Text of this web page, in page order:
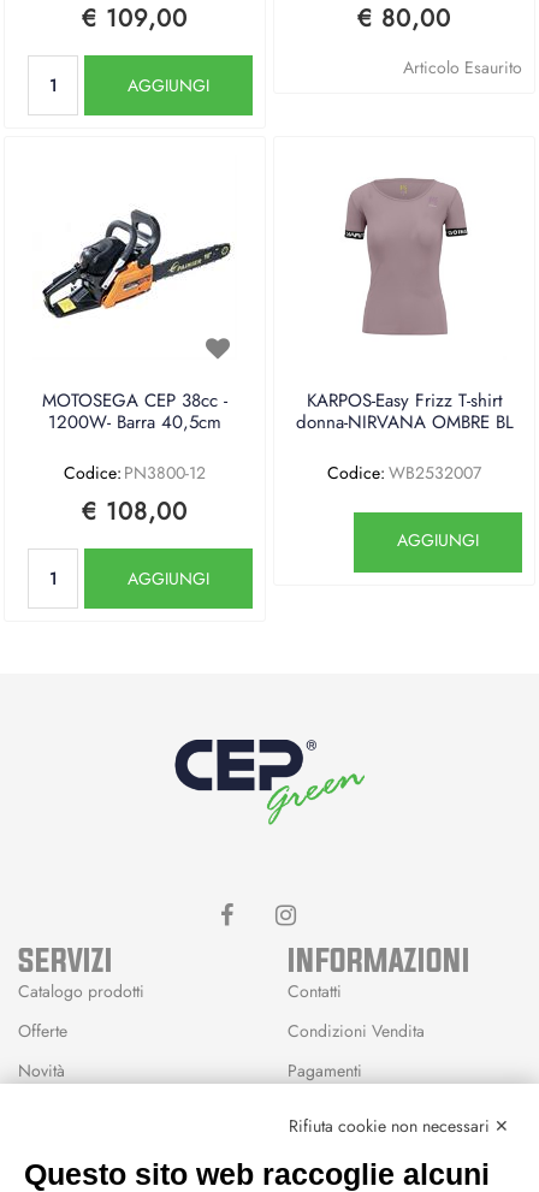
€ 109,00
AGGIUNGI
€ 80,00
Articolo Esaurito
MOTOSEGA CEP 38cc -
1200W- Barra 40,5cm
Codice: PN3800-12
€ 108,00
AGGIUNGI
KARPOS-Easy Frizz T-shirt
donna-NIRVANA OMBRE BL
Codice: WB2532007
AGGIUNGI
SERVIZI
Catalogo prodotti
Offerte
Novità
INFORMAZIONI
Contatti
Condizioni Vendita
Pagamenti
Rifiuta cookie non necessari ✕
Questo sito web raccoglie alcuni